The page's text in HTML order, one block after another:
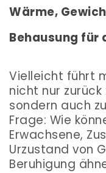
Wärme,
Behausung für
Vielleicht führt
nicht nur
sondern auch
Frage: Wie
Erwachsene,
Urzustand von
Beruhigung